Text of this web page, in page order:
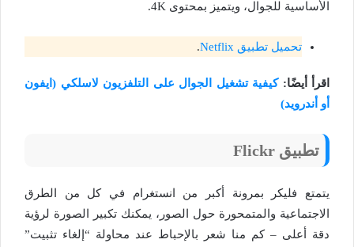
الأساسية للجوال، ويتميز بمحتوى 4K.
تحميل تطبيق Netflix .
اقرأ أيضًا:كيفية تشغيل الجوال على التلفزيون لاسلكي (ايفون
أو أندرويد)
تطبيق Flickr
يتمتع فليكر بمرونة أكبر من انستغرام في كل من الطرق
الاجتماعية والمتمحورة حول الصور، يمكنك تكبير الصورة لرؤية
دقة أعلى – كم منا شعر بالإحباط عند محاولة “إلغاء تثبيت”